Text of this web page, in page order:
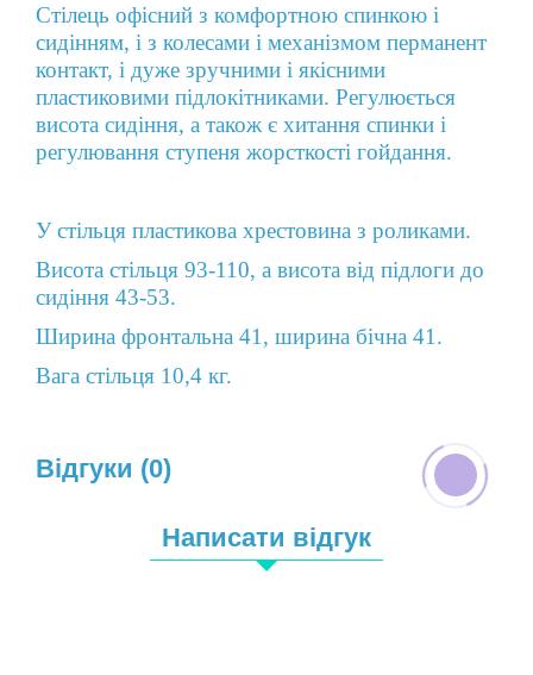
Стілець офісний з комфортною спинкою і
сидінням, і з колесами і механізмом перманент
контакт, і дуже зручними і якісними
пластиковими підлокітниками. Регулюється
висота сидіння, а також є хитання спинки і
регулювання ступеня жорсткості гойдання.
У стільця пластикова хрестовина з роликами.
Висота стільця 93-110, а висота від підлоги до
сидіння 43-53.
Ширина фронтальна 41, ширина бічна 41.
Вага стільця 10,4 кг.
Відгуки (0)
Написати відгук